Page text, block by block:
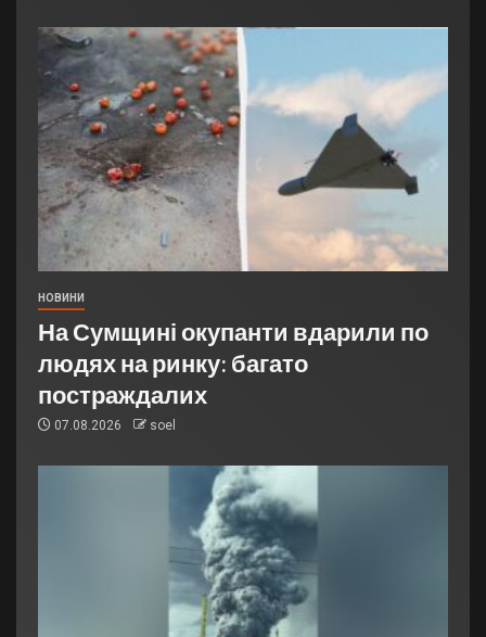
НОВИНИ
На Сумщині окупанти вдарили по
людях на ринку: багато
постраждалих
07.08.2026 soel